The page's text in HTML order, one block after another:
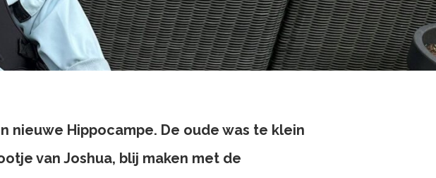
nieuwe Hippocampe. De oude was te klein
van Joshua, blij maken met de